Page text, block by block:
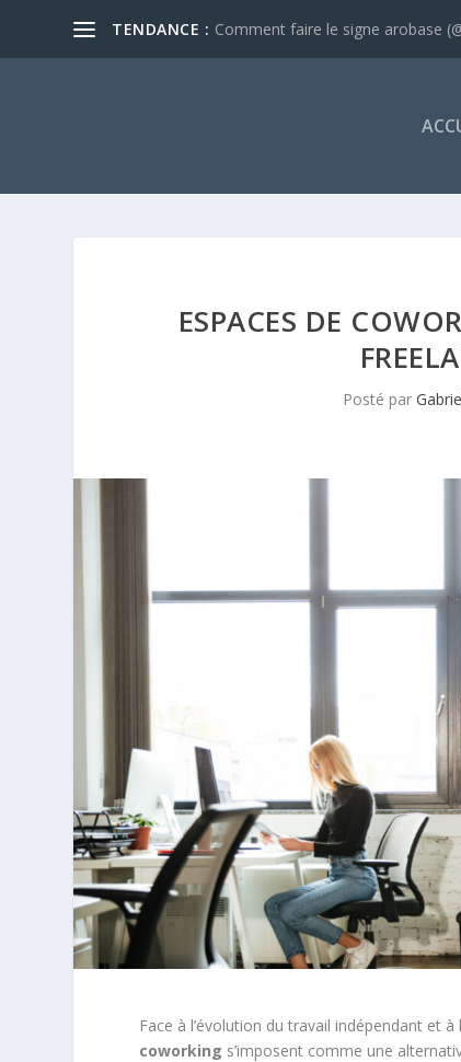
TENDANCE : Comment faire le signe arobase
ESPACES DE
Posté par
Face à l’évolution du travail indépendant et
coworking s’imposent comme une